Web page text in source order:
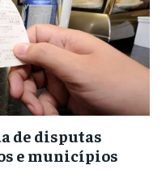
de disputas
e municípios